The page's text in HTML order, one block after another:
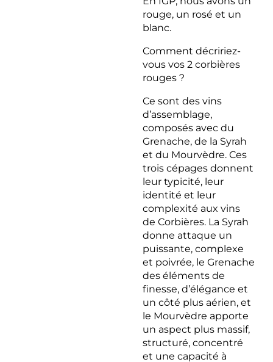
rouge, un rosé et un
blanc.
Comment décririez-
vous vos 2 corbières
rouges ?
Ce sont des vins
d’assemblage,
composés avec du
Grenache, de la Syrah
et du Mourvèdre. Ces
trois cépages donnent
leur typicité, leur
identité et leur
complexité aux vins
de Corbières. La Syrah
donne attaque un
puissante, complexe
et poivrée, le Grenache
des éléments de
finesse, d’élégance et
un côté plus aérien, et
le Mourvèdre apporte
un aspect plus massif,
structuré, concentré
et une capacité à